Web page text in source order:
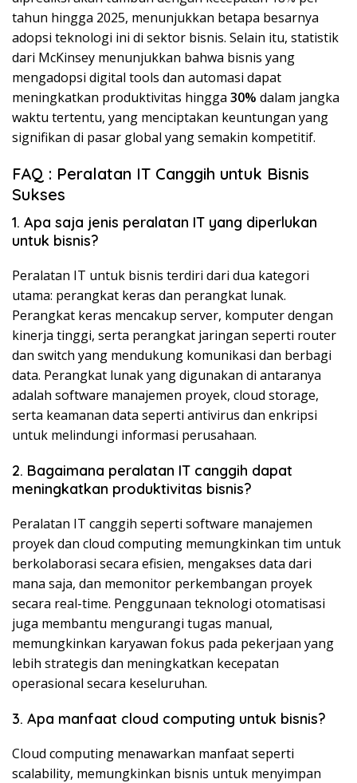
tahun hingga 2025, menunjukkan betapa besarnya
adopsi teknologi ini di sektor bisnis. Selain itu, statistik
dari McKinsey menunjukkan bahwa bisnis yang
mengadopsi digital tools dan automasi dapat
meningkatkan produktivitas hingga 30% dalam jangka
waktu tertentu, yang menciptakan keuntungan yang
signifikan di pasar global yang semakin kompetitif.
FAQ : Peralatan IT Canggih untuk Bisnis
Sukses
1. Apa saja jenis peralatan IT yang diperlukan
untuk bisnis?
Peralatan IT untuk bisnis terdiri dari dua kategori
utama: perangkat keras dan perangkat lunak.
Perangkat keras mencakup server, komputer dengan
kinerja tinggi, serta perangkat jaringan seperti router
dan switch yang mendukung komunikasi dan berbagi
data. Perangkat lunak yang digunakan di antaranya
adalah software manajemen proyek, cloud storage,
serta keamanan data seperti antivirus dan enkripsi
untuk melindungi informasi perusahaan.
2. Bagaimana peralatan IT canggih dapat
meningkatkan produktivitas bisnis?
Peralatan IT canggih seperti software manajemen
proyek dan cloud computing memungkinkan tim untuk
berkolaborasi secara efisien, mengakses data dari
mana saja, dan memonitor perkembangan proyek
secara real-time. Penggunaan teknologi otomatisasi
juga membantu mengurangi tugas manual,
memungkinkan karyawan fokus pada pekerjaan yang
lebih strategis dan meningkatkan kecepatan
operasional secara keseluruhan.
3. Apa manfaat cloud computing untuk bisnis?
Cloud computing menawarkan manfaat seperti
scalability, memungkinkan bisnis untuk menyimpan